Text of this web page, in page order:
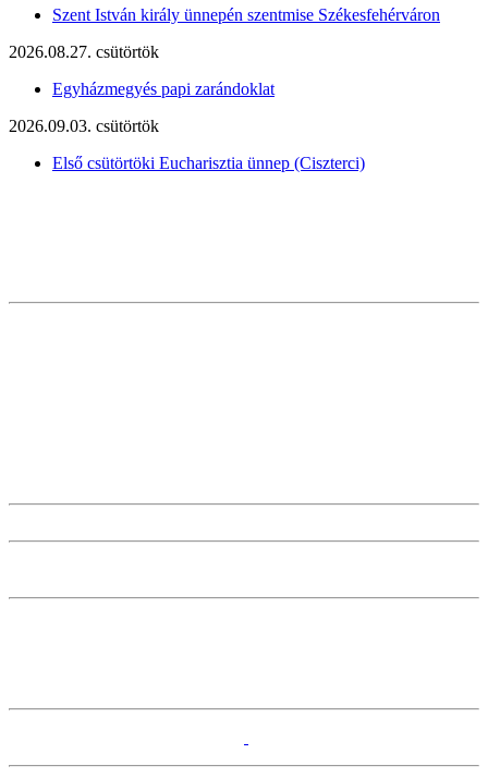
Szent István király ünnepén szentmise Székesfehérváron
2026.08.27. csütörtök
Egyházmegyés papi zarándoklat
2026.09.03. csütörtök
Első csütörtöki Eucharisztia ünnep (Ciszterci)